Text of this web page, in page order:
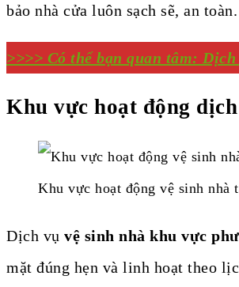
bảo nhà cửa luôn sạch sẽ, an toàn.
>>>> Có thể bạn quan tâm:
Khu vực hoạt động
Khu vực hoạt động vệ sinh nhà
Dịch vụ vệ sinh nhà khu vực
mặt đúng hẹn và linh hoạt theo